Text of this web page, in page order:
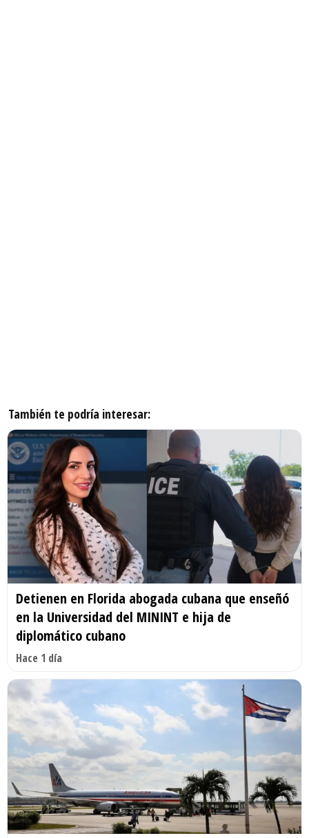
También te podría interesar:
Detienen en Florida abogada cubana que enseñó
en la Universidad del MININT e hija de
diplomático cubano
Hace 1 día